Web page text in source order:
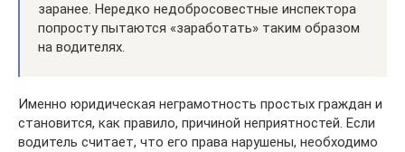
заранее. Нередко недобросовестные инспектора
попросту пытаются «заработать» таким образом
на водителях.
Именно юридическая неграмотность простых граждан и
становится, как правило, причиной неприятностей. Если
водитель считает, что его права нарушены, необходимо